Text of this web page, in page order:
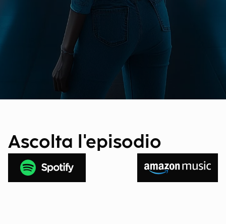
Ascolta l'episodio